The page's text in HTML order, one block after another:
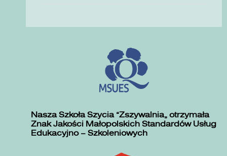
Nasza Szkoła Szycia „Zszywalnia” otrzymała
Znak Jakości Małopolskich Standardów Usług
Edukacyjno – Szkoleniowych